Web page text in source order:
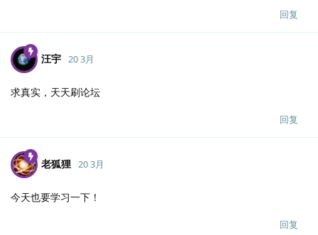
回复
汪宇 20 3月
求真实，天天刷论坛
回复
老狐狸 20 3月
今天也要学习一下！
回复